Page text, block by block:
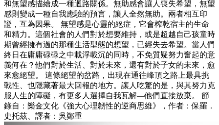
和無望感描繪成一種迴路關係。無助感會讓人喪失希望，無望
感則變成一種自我應驗的預言，讓人全然無助。兩者相互印
證，互為因果。 無望感是心靈的絕症，它會榨乾宿主的生命
和精力。這個社會的人們對於想要維持，或是超越自己孩童時
期曾經擁有過的那種生活型態的想望，已經失去希望。當人們
終日在庸庸碌碌之中載浮載沉的同時，不免質疑努力奮起的意
義何在？他們對於生活、對於未來，還有對於子女的未來，愈
來愈絕望。 這條絕望的岔路，出現在通往峰頂之路上最具挑
戰性、也隱藏著最大回報的地方。讓人吃驚的是，與其努力克
服人生的障礙，有更多人選擇自我瓦解—他們直接放棄。 節
錄自：樂金文化《強大心理韌性的逆商思維》，作者：保羅．
史托茲、譯者：吳鄭重